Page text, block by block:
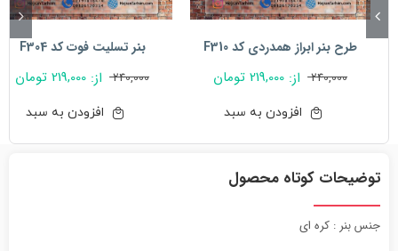
طرح بنر ابراز همدردی کد F310
240,000 از: 219,000 تومان
افزودن به سبد
بنر تسلیت فوت کد F304
240,000 از: 219,000 تومان
افزودن به سبد
توضیحات کوتاه محصول
جنس بنر : کره ای